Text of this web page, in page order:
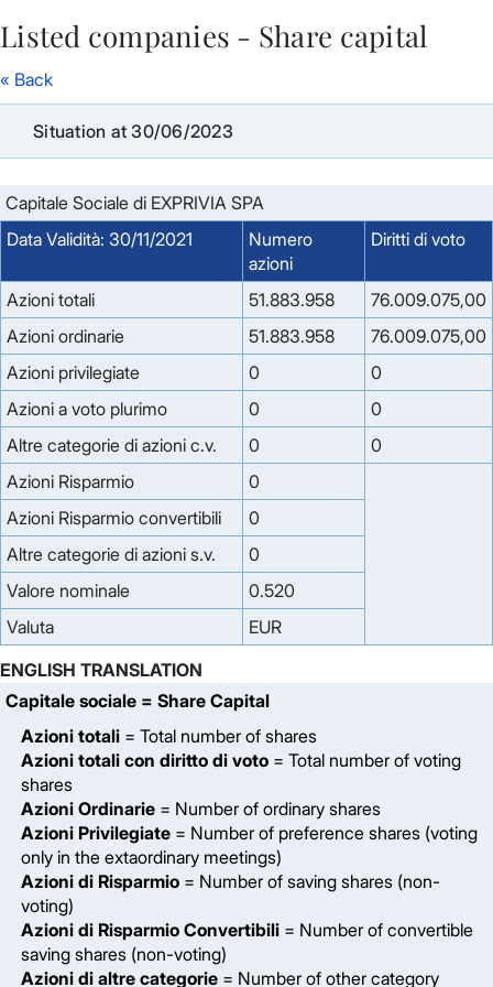
Skip to Main Content
Listed companies - Share capital
« Back
Situation at 30/06/2023
Capitale Sociale di EXPRIVIA SPA
Data Validità: 30/11/2021
Numero
azioni
Diritti di voto
Azioni totali 51.883.958
76.009.075,00
Azioni ordinarie
51.883.958
76.009.075,00
Azioni privilegiate
0
0
Azioni a voto plurimo
0
0
Altre categorie di azioni c.v.
0
0
Azioni Risparmio
0
Azioni Risparmio convertibili
0
Altre categorie di azioni s.v.
0
Valore nominale
0.520
Valuta
EUR
ENGLISH TRANSLATION
Capitale sociale = Share Capital
Azioni totali = Total number of shares
Azioni totali con diritto di voto = Total number of voting
shares
Azioni Ordinarie = Number of ordinary shares
Azioni Privilegiate = Number of preference shares (voting
only in the extaordinary meetings)
Azioni di Risparmio = Number of saving shares (non-
voting)
Azioni di Risparmio Convertibili = Number of convertible
saving shares (non-voting)
Azioni di altre categorie = Number of other category